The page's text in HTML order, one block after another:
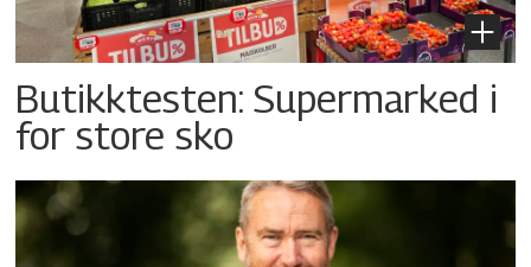
Butikktesten: Supermarked i
for store sko